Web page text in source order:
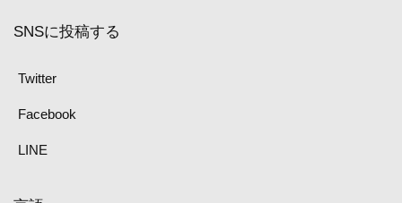
SNSに投稿する
Twitter
Facebook
LINE